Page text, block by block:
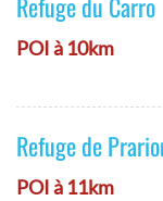
POI à 10km
Refuge de
POI à 11km